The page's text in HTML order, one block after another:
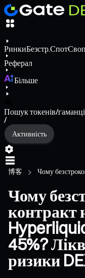
РинкиБезстр.СпотСвоп
Реферал
Більше
Пошук токенів/
/
Активність
博客 Чому
Чому
контракт
45%?
ризики